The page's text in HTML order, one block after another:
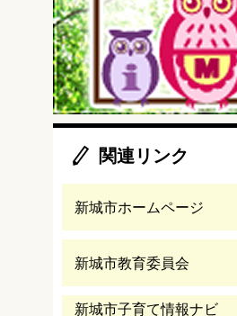
関連リンク
新城市ホームページ
新城市教育委員会
新城市子育て情報ナビ